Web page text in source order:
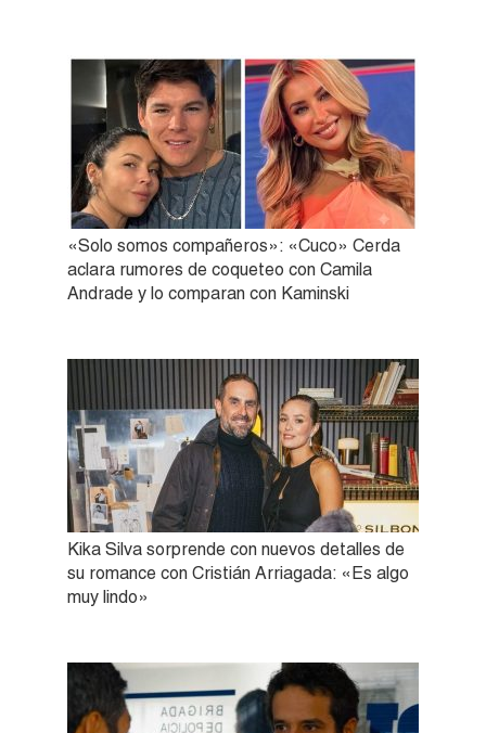
«Solo somos compañeros»: «Cuco» Cerda
aclara rumores de coqueteo con Camila
Andrade y lo comparan con Kaminski
Kika Silva sorprende con nuevos detalles de
su romance con Cristián Arriagada: «Es algo
muy lindo»